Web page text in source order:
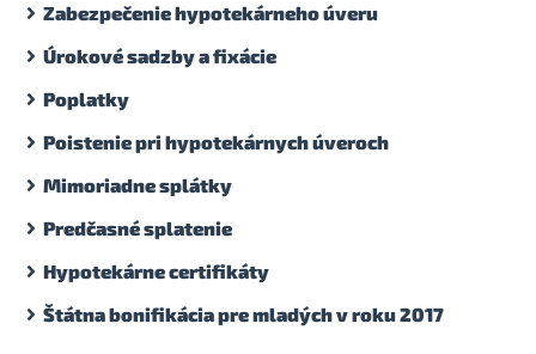
Zabezpečenie hypotekárneho úveru
Úrokové sadzby a fixácie
Poplatky
Poistenie pri hypotekárnych úveroch
Mimoriadne splátky
Predčasné splatenie
Hypotekárne certifikáty
Štátna bonifikácia pre mladých v roku 2017